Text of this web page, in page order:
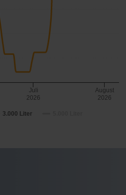
3.000 Liter
Juli
2026
August
2026